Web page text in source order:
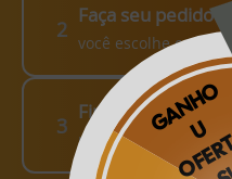
2
Faça seu pedido
você escolhe como
3
Finalize o seu
pague o Frete e